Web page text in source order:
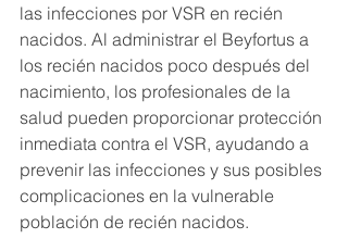
las infecciones por VSR en recién
nacidos. Al administrar el Beyfortus a
los recién nacidos poco después del
nacimiento, los profesionales de la
salud pueden proporcionar protección
inmediata contra el VSR, ayudando a
prevenir las infecciones y sus posibles
complicaciones en la vulnerable
población de recién nacidos.